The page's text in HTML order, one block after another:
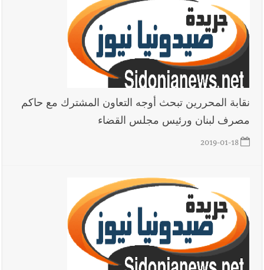
بوفاة الراحل ميشال معلولي
أخبار لبنان الجيش اللبناني : إصابة أحد العسكريين بجروح طفيفة
نتيجة استهداف إسرائيلي معادٍ لجرافة للجيش في بلدة المنصوري -
اللبناني خلال عملها في المنصوري ومعلومات أولية عن اصابة أحد
العالم العربي
يبقى الشعب الفلسطيني يعيش كل هذا الألم؟ وإلى متى تستمر هذه
المعاناة التي تمزق القلوب والضمائر؟
نقابة المحررين تبحث أوجه التعاون المشترك مع حاكم
مصرف لبنان ورئيس مجلس القضاء
2019-01-18